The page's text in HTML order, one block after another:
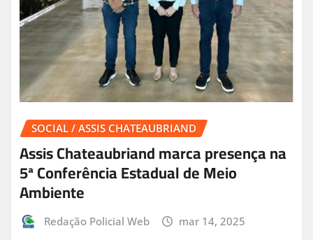
SOCIAL / ASSIS CHATEAUBRIAND
Assis Chateaubriand marca presença na
5ª Conferência Estadual de Meio
Ambiente
Redação Policial Web mar 14, 2025